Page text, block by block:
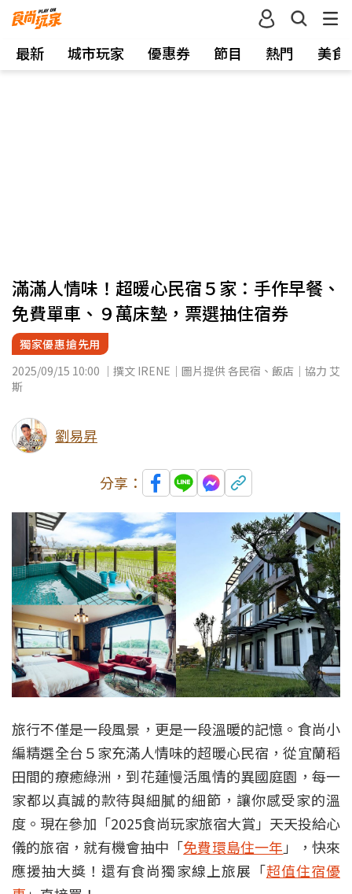
最新 城市玩家 優惠券 節目 熱門 美食
滿滿人情味！超暖心民宿５家：手作早餐、
免費單車、９萬床墊，票選抽住宿券
獨家優惠搶先用
2025/09/15 10:00 ｜撰文 IRENE｜圖片提供 各民宿、飯店｜協力 艾
斯
劉易昇
分享：
旅行不僅是一段風景，更是一段溫暖的記憶。食尚小
編精選全台５家充滿人情味的超暖心民宿，從宜蘭稻
田間的療癒綠洲，到花蓮慢活風情的異國庭園，每一
家都以真誠的款待與細膩的細節，讓你感受家的溫
度。現在參加「2025食尚玩家旅宿大賞」天天投給心
儀的旅宿，就有機會抽中「免費環島住一年 」，快來
應援抽大獎！還有食尚獨家線上旅展「超值住宿優